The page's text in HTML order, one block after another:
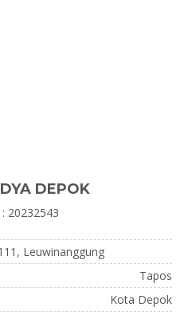
DEPOK
20232543
Leuwinanggung
Tapos
Kota Depok